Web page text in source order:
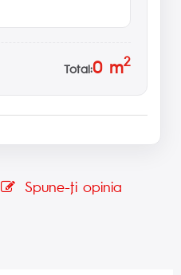
Total:0m2
Spune-ţi opinia